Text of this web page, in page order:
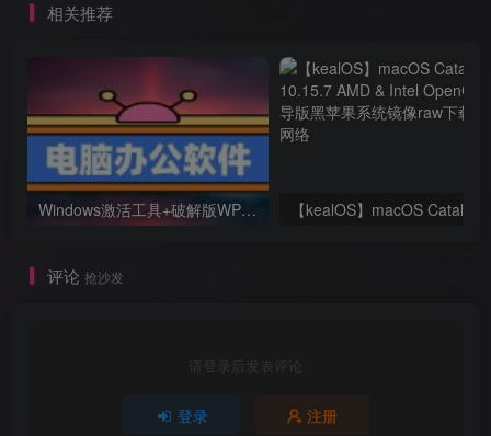
相关推荐
Windows激活工具+破解版WPS+破解版pdf(可编辑)+办公文件转换工具
评论 抢沙发
请登录后发表评论
登录 注册